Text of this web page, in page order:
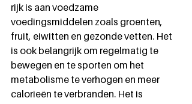
rijk is aan voedzame
voedingsmiddelen zoals groenten,
fruit, eiwitten en gezonde vetten. Het
is ook belangrijk om regelmatig te
bewegen en te sporten om het
metabolisme te verhogen en meer
calorieën te verbranden. Het is